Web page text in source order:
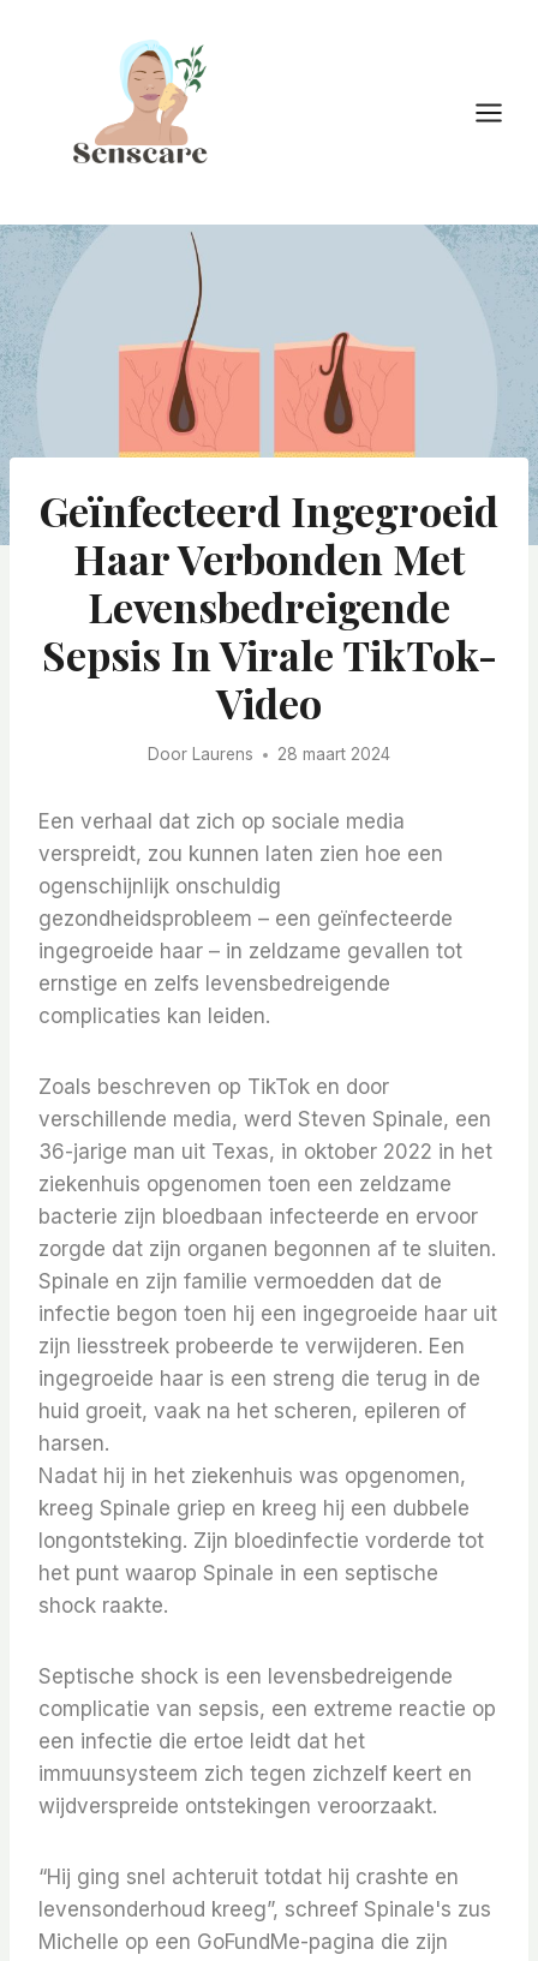
Geïnfecteerd Ingegroeid
Haar Verbonden Met
Levensbedreigende
Sepsis In Virale TikTok-
Video
Door Laurens 28 maart 2024
Een verhaal dat zich op sociale media
verspreidt, zou kunnen laten zien hoe een
ogenschijnlijk onschuldig
gezondheidsprobleem – een geïnfecteerde
ingegroeide haar – in zeldzame gevallen tot
ernstige en zelfs levensbedreigende
complicaties kan leiden.
Zoals beschreven op TikTok en door
verschillende media, werd Steven Spinale, een
36-jarige man uit Texas, in oktober 2022 in het
ziekenhuis opgenomen toen een zeldzame
bacterie zijn bloedbaan infecteerde en ervoor
zorgde dat zijn organen begonnen af ​​te sluiten.
Spinale en zijn familie vermoedden dat de
infectie begon toen hij een ingegroeide haar uit
zijn liesstreek probeerde te verwijderen. Een
ingegroeide haar is een streng die terug in de
huid groeit, vaak na het scheren, epileren of
harsen.
Nadat hij in het ziekenhuis was opgenomen,
kreeg Spinale griep en kreeg hij een dubbele
longontsteking. Zijn bloedinfectie vorderde tot
het punt waarop Spinale in een septische
shock raakte.
Septische shock is een levensbedreigende
complicatie van sepsis, een extreme reactie op
een infectie die ertoe leidt dat het
immuunsysteem zich tegen zichzelf keert en
wijdverspreide ontstekingen veroorzaakt.
“Hij ging snel achteruit totdat hij crashte en
levensonderhoud kreeg”, schreef Spinale's zus
Michelle op een GoFundMe-pagina die zijn